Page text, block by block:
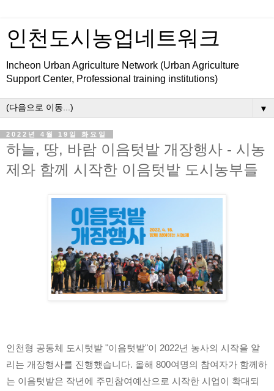
인천도시농업네트워크
Incheon Urban Agriculture Network (Urban Agriculture
Support Center, Professional training institutions)
▼
2022년 4월 19일 화요일
하늘, 땅, 바람 이음텃밭 개장행사 - 시농
제와 함께 시작한 이음텃밭 도시농부들
인천형 공동체 도시텃밭 "이음텃밭"이 2022년 농사의 시작을 알
리는 개장행사를 진행했습니다. 올해 800여명의 참여자가 함께하
는 이음텃밭은 작년에 주민참여예산으로 시작한 시업이 확대되